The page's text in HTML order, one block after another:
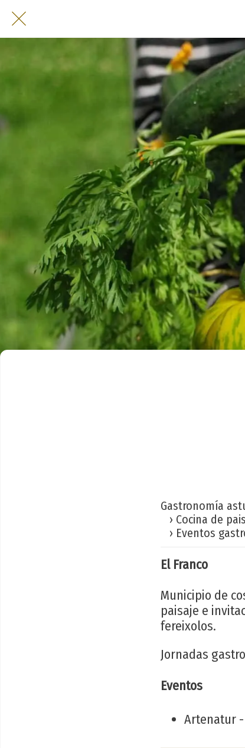
Gastronomía
› Cocina de
› Eventos
El Franco
Municipio de
paisaje e
fereixolos.
Jornadas
Eventos
Artenatur